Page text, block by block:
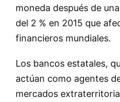
moneda después de
del 2 % en 2015 que
financieros mundiales.
Los bancos estatales,
actúan como agentes
mercados